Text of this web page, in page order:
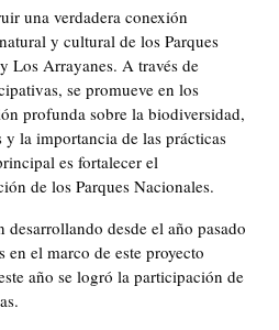
una verdadera conexión
y cultural de los Parques
Los Arrayanes. A través de
se promueve en los
profunda sobre la biodiversidad,
y la importancia de las prácticas
es fortalecer el
de los Parques Nacionales.
desarrollando desde el año pasado
en el marco de este proyecto
año se logró la participación de